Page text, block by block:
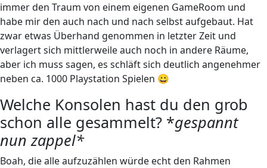
immer den Traum von einem eigenen GameRoom und
habe mir den auch nach und nach selbst aufgebaut. Hat
zwar etwas Überhand genommen in letzter Zeit und
verlagert sich mittlerweile auch noch in andere Räume,
aber ich muss sagen, es schläft sich deutlich angenehmer
neben ca. 1000 Playstation Spielen 😀
Welche Konsolen hast du den grob
schon alle gesammelt? *gespannt
nun zappel*
Boah, die alle aufzuzählen würde echt den Rahmen